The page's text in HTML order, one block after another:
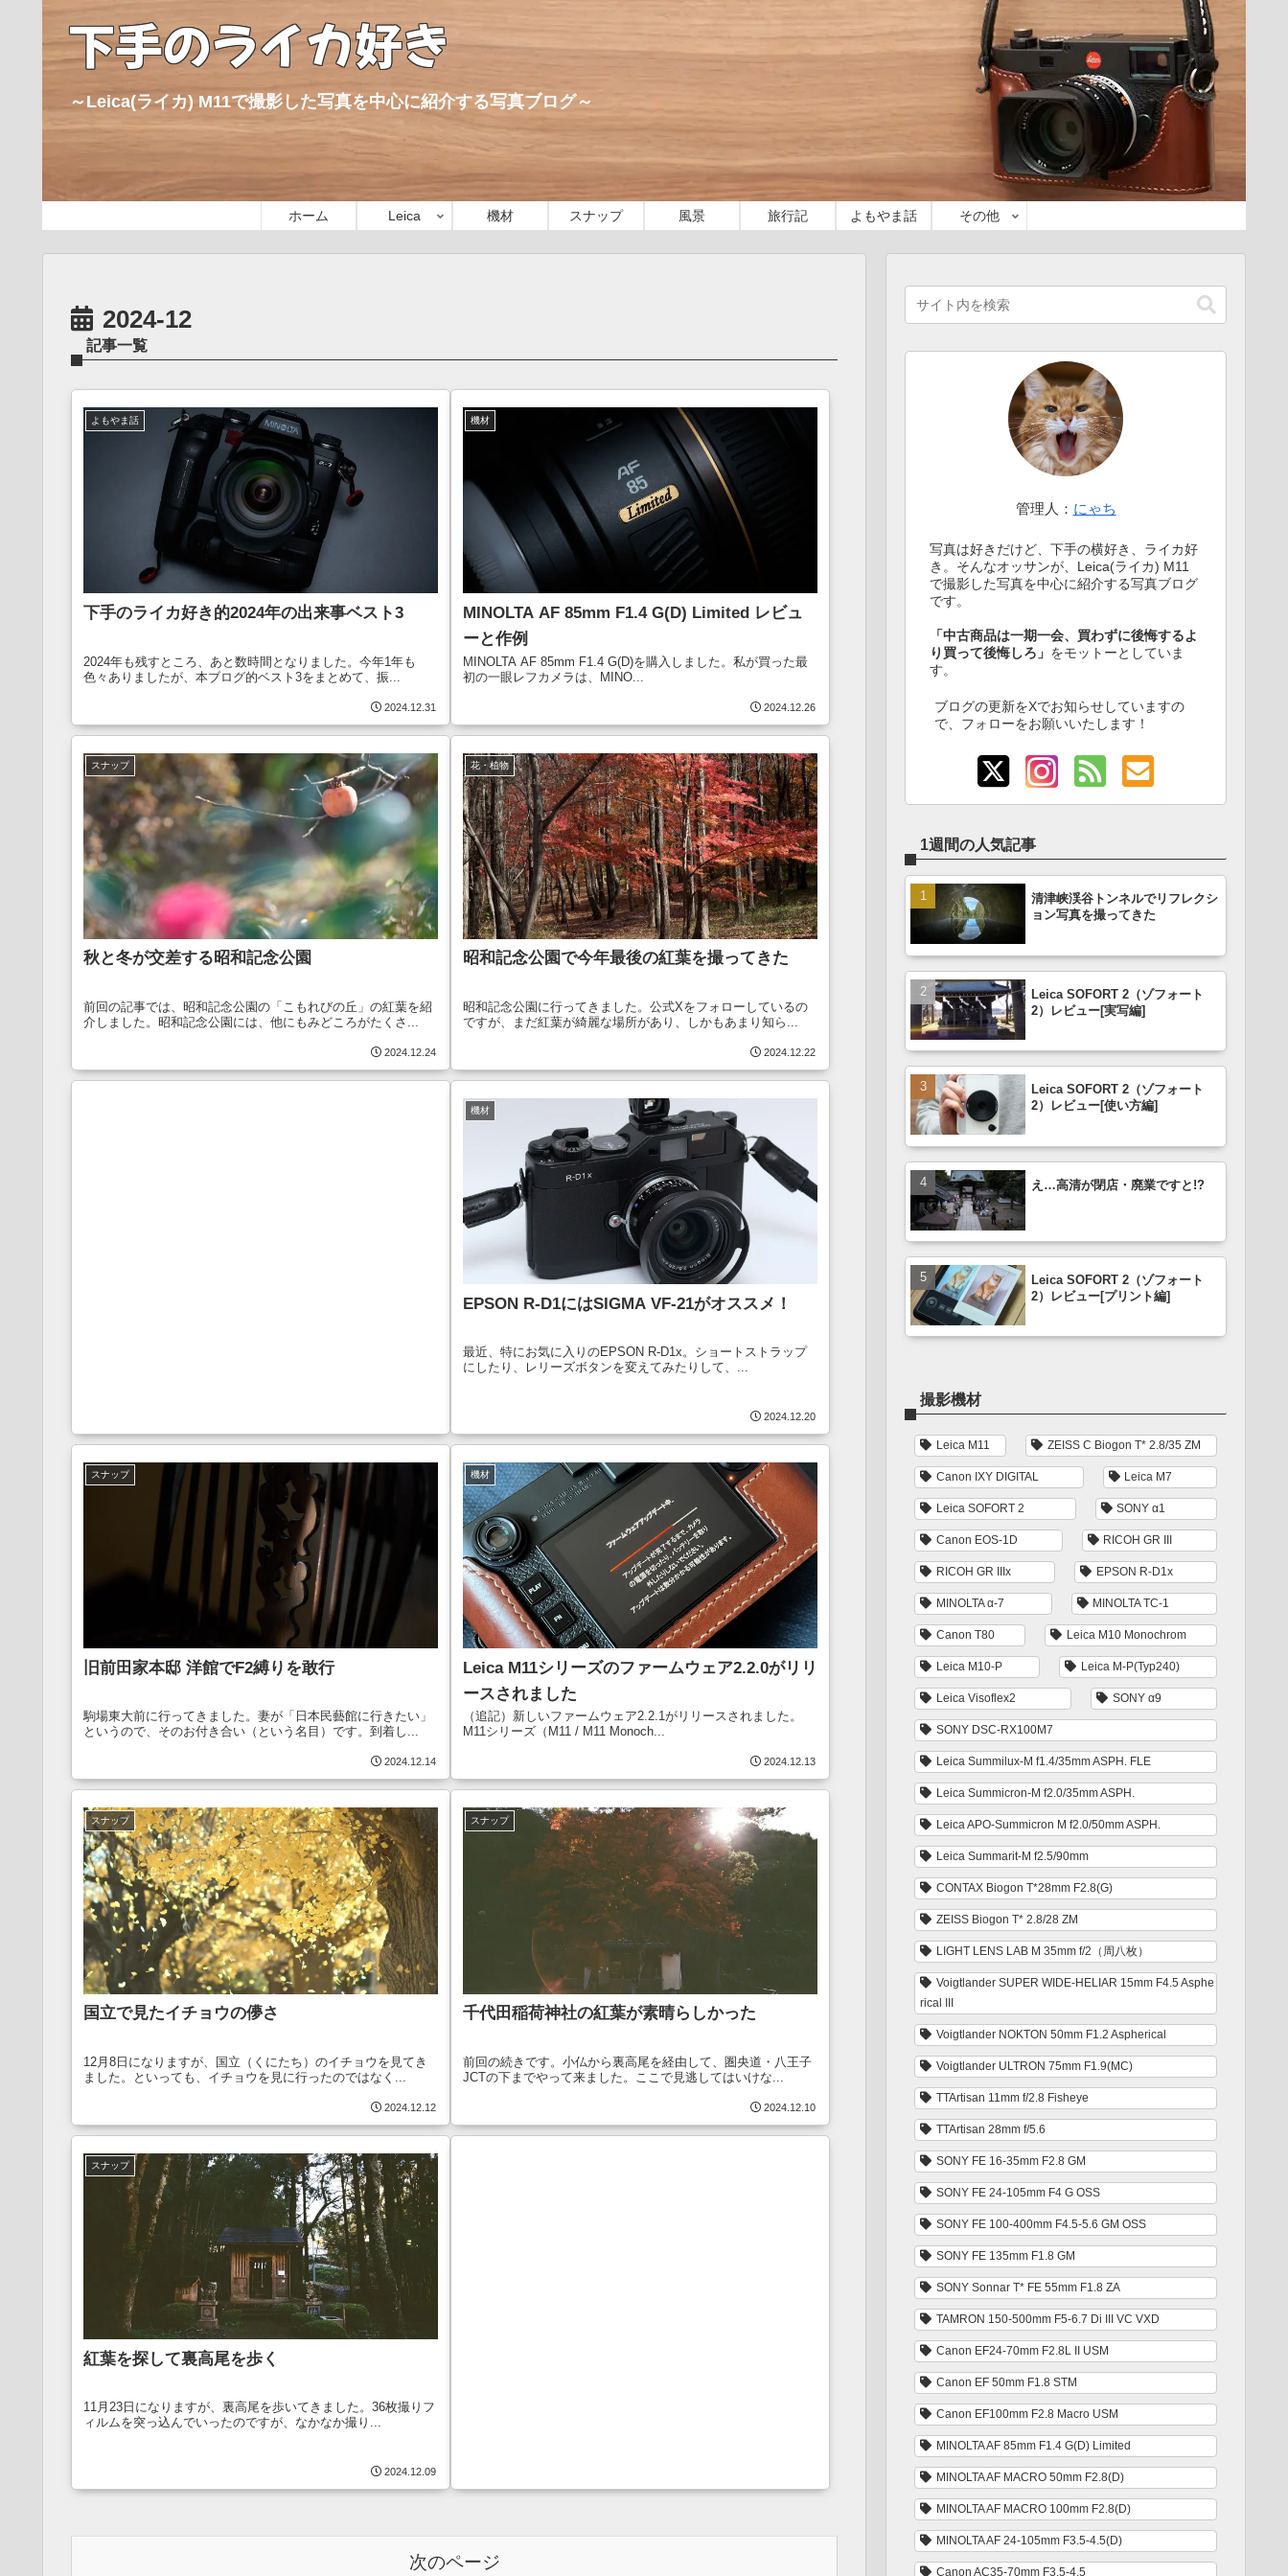
下手のライカ好き
～Leica(ライカ) M11で撮影した写真を中心に紹介する写真ブログ～
ホーム Leica 機材 スナップ 風景 旅行記 よもやま話 その他
2024-12
記事一覧
よもやま話
下手のライカ好き的2024年の出来事ベスト3
2024年も残すところ、あと数時間となりました。今年1年も
色々ありましたが、本ブログ的ベスト3をまとめて、振...
2024.12.31
機材
MINOLTA AF 85mm F1.4 G(D) Limited レビュ
ーと作例
MINOLTA AF 85mm F1.4 G(D)を購入しました。私が買った最
初の一眼レフカメラは、MINO...
2024.12.26
スナップ
秋と冬が交差する昭和記念公園
前回の記事では、昭和記念公園の「こもれびの丘」の紅葉を紹
介しました。昭和記念公園には、他にもみどころがたくさ...
2024.12.24
花・植物
昭和記念公園で今年最後の紅葉を撮ってきた
昭和記念公園に行ってきました。公式Xをフォローしているの
ですが、まだ紅葉が綺麗な場所があり、しかもあまり知ら...
2024.12.22
機材
EPSON R-D1にはSIGMA VF-21がオススメ！
最近、特にお気に入りのEPSON R-D1x。ショートストラップ
にしたり、レリーズボタンを変えてみたりして、...
2024.12.20
スナップ
旧前田家本邸 洋館でF2縛りを敢行
駒場東大前に行ってきました。妻が「日本民藝館に行きたい」
というので、そのお付き合い（という名目）です。到着し...
2024.12.14
機材
Leica M11シリーズのファームウェア2.2.0がリリ
ースされました
（追記）新しいファームウェア2.2.1がリリースされました。
M11シリーズ（M11 / M11 Monoch...
2024.12.13
スナップ
国立で見たイチョウの儚さ
12月8日になりますが、国立（くにたち）のイチョウを見てき
ました。といっても、イチョウを見に行ったのではなく...
2024.12.12
スナップ
千代田稲荷神社の紅葉が素晴らしかった
前回の続きです。小仏から裏高尾を経由して、圏央道・八王子
JCTの下までやって来ました。ここで見逃してはいけな...
2024.12.10
スナップ
紅葉を探して裏高尾を歩く
11月23日になりますが、裏高尾を歩いてきました。36枚撮りフ
ィルムを突っ込んでいったのですが、なかなか撮り...
2024.12.09
次のページ
管理人： にゃち
写真は好きだけど、下手の横好き、ライカ好
き。そんなオッサンが、Leica(ライカ) M11
で撮影した写真を中心に紹介する写真ブログ
です。
「中古商品は一期一会、買わずに後悔するよ
り買って後悔しろ」 をモットーとしていま
す。
ブログの更新をXでお知らせしていますの
で、フォローをお願いいたします！
1週間の人気記事
清津峡渓谷トンネルでリフレクシ
ョン写真を撮ってきた
Leica SOFORT 2（ゾフォート
2）レビュー[実写編]
Leica SOFORT 2（ゾフォート
2）レビュー[使い方編]
え…高清が閉店・廃業ですと!?
Leica SOFORT 2（ゾフォート
2）レビュー[プリント編]
撮影機材
Leica M11 ZEISS C Biogon T* 2.8/35 ZM
Canon IXY DIGITAL Leica M7
Leica SOFORT 2 SONY α1
Canon EOS-1D RICOH GR III
RICOH GR IIIx EPSON R-D1x
MINOLTA α-7 MINOLTA TC-1
Canon T80 Leica M10 Monochrom
Leica M10-P Leica M-P(Typ240)
Leica Visoflex2 SONY α9
SONY DSC-RX100M7
Leica Summilux-M f1.4/35mm ASPH. FLE
Leica Summicron-M f2.0/35mm ASPH.
Leica APO-Summicron M f2.0/50mm ASPH.
Leica Summarit-M f2.5/90mm
CONTAX Biogon T*28mm F2.8(G)
ZEISS Biogon T* 2.8/28 ZM
LIGHT LENS LAB M 35mm f/2（周八枚）
Voigtlander SUPER WIDE-HELIAR 15mm F4.5 Asphe
rical III
Voigtlander NOKTON 50mm F1.2 Aspherical
Voigtlander ULTRON 75mm F1.9(MC)
TTArtisan 11mm f/2.8 Fisheye
TTArtisan 28mm f/5.6
SONY FE 16-35mm F2.8 GM
SONY FE 24-105mm F4 G OSS
SONY FE 100-400mm F4.5-5.6 GM OSS
SONY FE 135mm F1.8 GM
SONY Sonnar T* FE 55mm F1.8 ZA
TAMRON 150-500mm F5-6.7 Di III VC VXD
Canon EF24-70mm F2.8L II USM
Canon EF 50mm F1.8 STM
Canon EF100mm F2.8 Macro USM
MINOLTA AF 85mm F1.4 G(D) Limited
MINOLTA AF MACRO 50mm F2.8(D)
MINOLTA AF MACRO 100mm F2.8(D)
MINOLTA AF 24-105mm F3.5-4.5(D)
Canon AC35-70mm F3.5-4.5